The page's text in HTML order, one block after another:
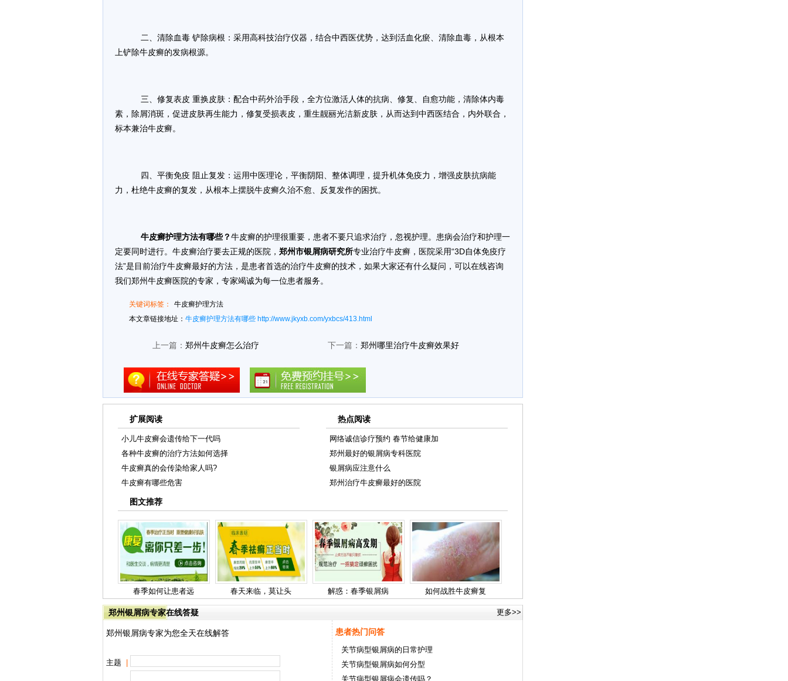
二、清除血毒 铲除病根：采用高科技治疗仪器，结合中西医优势，达到活血化瘀、清除血毒，从根本
上铲除牛皮癣的发病根源。
三、修复表皮 重换皮肤：配合中药外治手段，全方位激活人体的抗病、修复、自愈功能，清除体内毒
素，除屑消斑，促进皮肤再生能力，修复受损表皮，重生靓丽光洁新皮肤，从而达到中西医结合，内外联合，
标本兼治牛皮癣。
四、平衡免疫 阻止复发：运用中医理论，平衡阴阳、整体调理，提升机体免疫力，增强皮肤抗病能
力，杜绝牛皮癣的复发，从根本上摆脱牛皮癣久治不愈、反复发作的困扰。
牛皮癣护理方法有哪些？牛皮癣的护理很重要，患者不要只追求治疗，忽视护理。患病会治疗和护理一
定要同时进行。牛皮癣治疗要去正规的医院， 郑州市银屑病研究所专业治疗牛皮癣，医院采用“3D自体免疫疗
法”是目前治疗牛皮癣最好的方法，是患者首选的治疗牛皮癣的技术，如果大家还有什么疑问，可以在线咨询
我们郑州牛皮癣医院的专家，专家竭诚为每一位患者服务。
关键词标签：
牛皮癣护理方法
本文章链接地址： 牛皮癣护理方法有哪些 http://www.jkyxb.com/yxbcs/413.html
上一篇： 郑州牛皮癣怎么治疗 下一篇： 郑州哪里治疗牛皮癣效果好
扩展阅读
小儿牛皮癣会遗传给下一代吗
各种牛皮癣的治疗方法如何选择
牛皮癣真的会传染给家人吗?
牛皮癣有哪些危害
热点阅读
网络诚信诊疗预约 春节给健康加
郑州最好的银屑病专科医院
银屑病应注意什么
郑州治疗牛皮癣最好的医院
图文推荐
春季如何让患者远 春天来临，莫让头 解惑：春季银屑病 如何战胜牛皮癣复
郑州银屑病专家在线答疑 更多>>
郑州银屑病专家为您全天在线解答
主题 |
患者热门问答
关节病型银屑病的日常护理
关节病型银屑病如何分型
关节病型银屑病会遗传吗？